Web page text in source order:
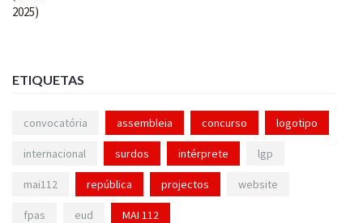
ETIQUETAS
convocatória assembleia concurso logotipo
internacional surdos intérprete lgp
mai112 república projectos website
fpas eud MAI 112